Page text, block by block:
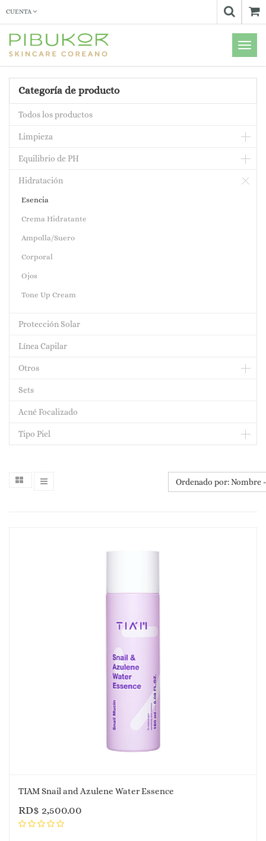
CUENTA
Menú
de
Categoría de producto
Todos los productos
Limpieza
Equilibrio de PH
Hidratación
Esencia
Crema Hidratante
Ampolla/Suero
Corporal
Ojos
Tone Up Cream
Protección Solar
Línea Capilar
Otros
Sets
Acné Focalizado
Tipo Piel
Ordenado por: Nombre
TIAM Snail and Azulene Water Essence
RD$ 2,500.00